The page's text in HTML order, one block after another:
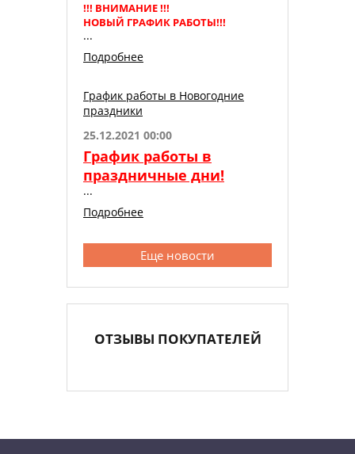
!!! ВНИМАНИЕ !!!
НОВЫЙ ГРАФИК РАБОТЫ!!!
Подробнее
График работы в Новогодние
праздники
25.12.2021 00:00
График работы в
праздничные дни!
Подробнее
Еще новости
ОТЗЫВЫ ПОКУПАТЕЛЕЙ